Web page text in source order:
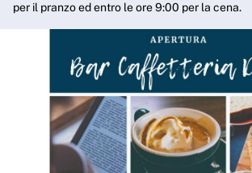
per il pranzo ed entro le ore 9:00 per la cena.